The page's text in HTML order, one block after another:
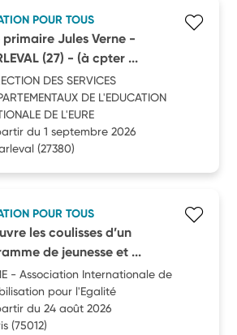
POUR TOUS
primaire Jules Verne -
(27) - (à cpter ...
DES SERVICES
DE L'EDUCATION
DE L'EURE
du 1 septembre 2026
(27380)
POUR TOUS
les coulisses d’un
de jeunesse et ...
- Association Internationale de
pour l'Egalité
du 24 août 2026
(75012)